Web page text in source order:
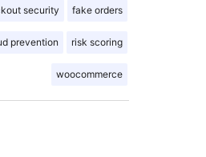
security fake orders
prevention risk scoring
woocommerce